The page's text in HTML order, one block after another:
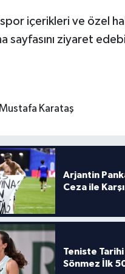
spor içerikleri ve özel
sayfasını ziyaret
Karataş
Arjantin
Ceza ile
Teniste
Sönmez İlk